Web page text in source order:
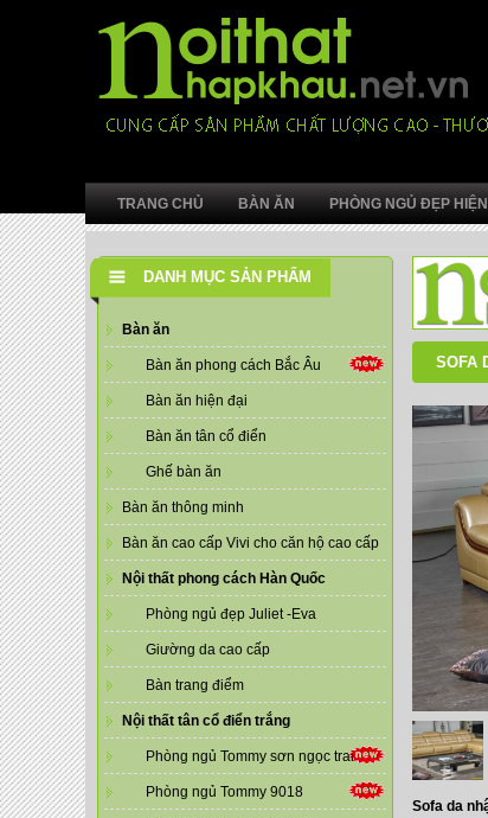
TRANG CHỦ BÀN ĂN PHÒNG NGỦ ĐẸP
DANH MỤC SẢN PHẨM
Bàn ăn
Bàn ăn phong cách Bắc Âu
Bàn ăn hiện đại
Bàn ăn tân cổ điển
Ghế bàn ăn
Bàn ăn thông minh
Bàn ăn cao cấp Vivi cho căn hộ cao cấp
Nội thất phong cách Hàn Quốc
Phòng ngủ đẹp Juliet -Eva
Giường da cao cấp
Bàn trang điểm
Nội thất tân cổ điển trắng
Phòng ngủ Tommy sơn ngọc trai
Phòng ngủ Tommy 9018
SOFA
Sofa da